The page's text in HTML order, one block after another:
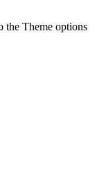
the Theme options